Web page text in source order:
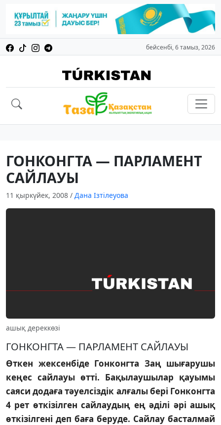
бейсенбі, 6 тамыз, 2026
ГОНКОНГТА — ПАРЛАМЕНТ
САЙЛАУЫ
11 қыркүйек, 2008 / Дана Ізтілеуова
ашық дереккөзі
ГОНКОНГТА — ПАРЛАМЕНТ САЙЛАУЫ
Өткен жексенбiде Гонконгта Заң шығарушы
кеңес сайлауы өттi. Бақылаушылар қауымы
саяси додаға тәуелсiздiк алғалы берi Гонконгта
4 рет өткiзiлген сайлаудың ең әдiлi әрi ашық
өткiзiлгенi деп баға беруде. Сайлау басталмай